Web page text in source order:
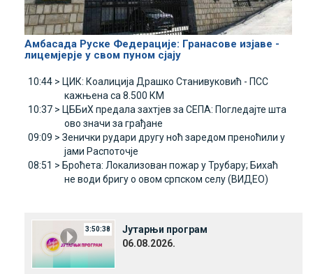
Амбасада Руске Федерације: Гранасове изјаве -
лицемјерје у свом пуном сјају
10:44 > ЦИК: Коалиција Драшко Станивуковић - ПСС
кажњена са 8.500 КМ
10:37 > ЦББиХ предала захтјев за СЕПА: Погледајте шта
ово значи за грађане
09:09 > Зенички рудари другу ноћ заредом преноћили у
јами Распоточје
08:51 > Броћета: Локализован пожар у Трубару; Бихаћ
не води бригу о овом српском селу (ВИДЕО)
3:50:38
Јутарњи програм
06.08.2026.